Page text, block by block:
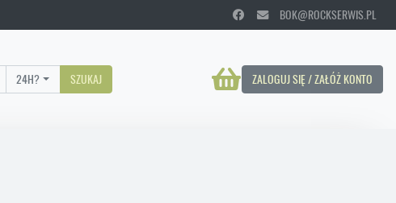
BOK@ROCKSERWIS.PL
ZALOGUJ SIĘ / ZAŁÓŻ KONTO
24H? SZUKAJ